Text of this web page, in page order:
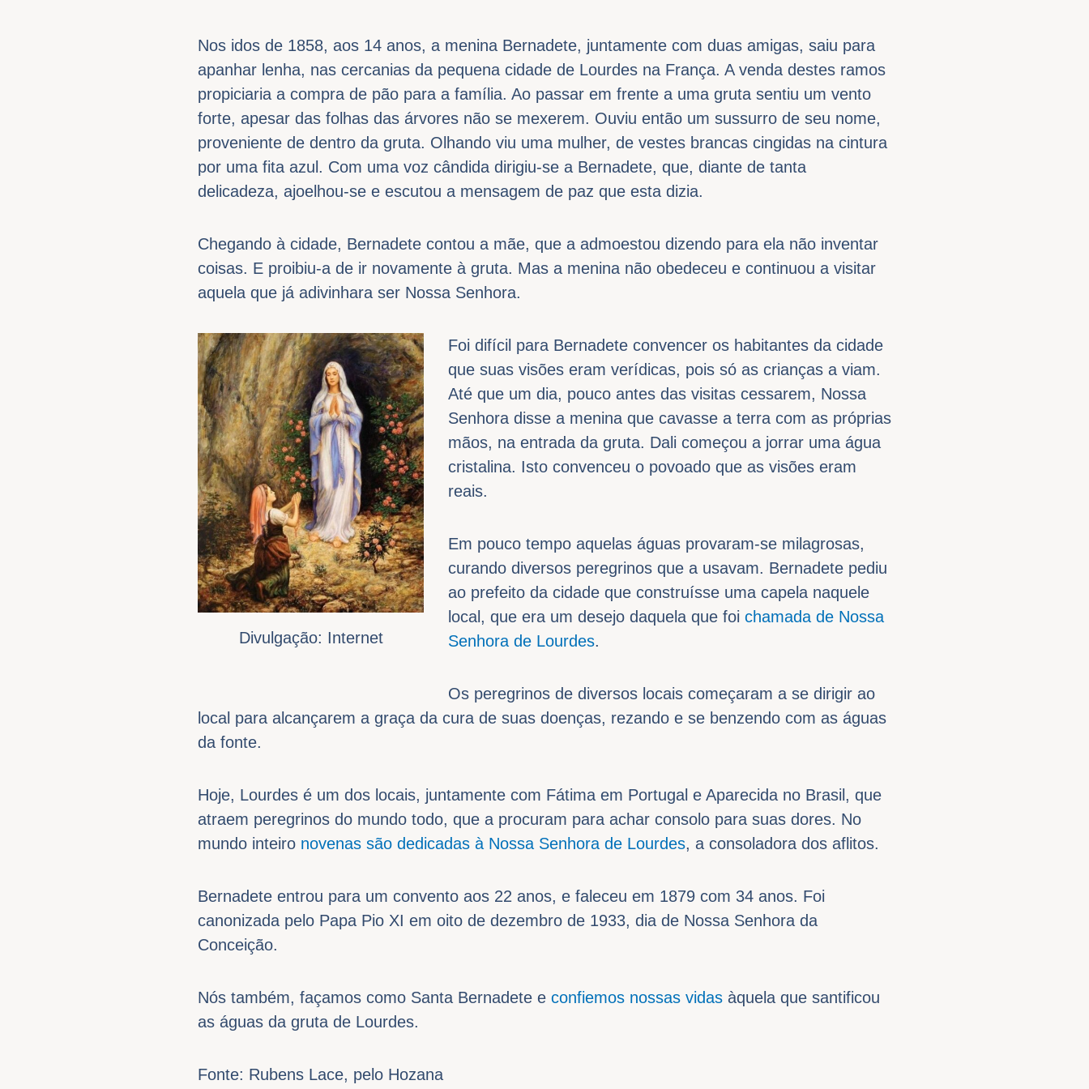
Nos idos de 1858, aos 14 anos, a menina Bernadete, juntamente com duas amigas, saiu para
apanhar lenha, nas cercanias da pequena cidade de Lourdes na França. A venda destes ramos
propiciaria a compra de pão para a família. Ao passar em frente a uma gruta sentiu um vento
forte, apesar das folhas das árvores não se mexerem. Ouviu então um sussurro de seu nome,
proveniente de dentro da gruta. Olhando viu uma mulher, de vestes brancas cingidas na cintura
por uma fita azul. Com uma voz cândida dirigiu-se a Bernadete, que, diante de tanta
delicadeza, ajoelhou-se e escutou a mensagem de paz que esta dizia.
Chegando à cidade, Bernadete contou a mãe, que a admoestou dizendo para ela não inventar
coisas. E proibiu-a de ir novamente à gruta. Mas a menina não obedeceu e continuou a visitar
aquela que já adivinhara ser Nossa Senhora.
Divulgação: Internet
Foi difícil para Bernadete convencer os habitantes da cidade
que suas visões eram verídicas, pois só as crianças a viam.
Até que um dia, pouco antes das visitas cessarem, Nossa
Senhora disse a menina que cavasse a terra com as próprias
mãos, na entrada da gruta. Dali começou a jorrar uma água
cristalina. Isto convenceu o povoado que as visões eram
reais.
Em pouco tempo aquelas águas provaram-se milagrosas,
curando diversos peregrinos que a usavam. Bernadete pediu
ao prefeito da cidade que construísse uma capela naquele
local, que era um desejo daquela que foi chamada de Nossa
Senhora de Lourdes.
Os peregrinos de diversos locais começaram a se dirigir ao
local para alcançarem a graça da cura de suas doenças, rezando e se benzendo com as águas
da fonte.
Hoje, Lourdes é um dos locais, juntamente com Fátima em Portugal e Aparecida no Brasil, que
atraem peregrinos do mundo todo, que a procuram para achar consolo para suas dores. No
mundo inteiro novenas são dedicadas à Nossa Senhora de Lourdes, a consoladora dos aflitos.
Bernadete entrou para um convento aos 22 anos, e faleceu em 1879 com 34 anos. Foi
canonizada pelo Papa Pio XI em oito de dezembro de 1933, dia de Nossa Senhora da
Conceição.
Nós também, façamos como Santa Bernadete e confiemos nossas vidas àquela que santificou
as águas da gruta de Lourdes.
Fonte: Rubens Lace, pelo Hozana